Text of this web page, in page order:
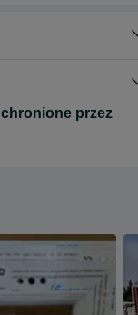
przez